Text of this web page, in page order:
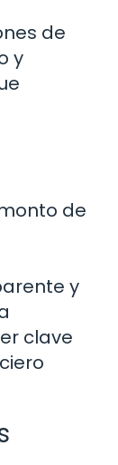
de
y
de
y
clave